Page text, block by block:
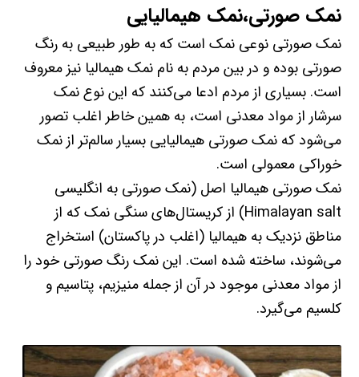
نمک صورتی،نمک هیمالیایی
نمک صورتی نوعی نمک است که به طور طبیعی به رنگ
صورتی بوده و در بین مردم به نام نمک هیمالیا نیز معروف
است. بسیاری از مردم ادعا می‌کنند که این نوع نمک
سرشار از مواد معدنی است، به همین خاطر اغلب تصور
می‌شود که نمک صورتی هیمالیایی بسیار سالم‌تر از نمک
خوراکی معمولی است.
نمک صورتی هیمالیا اصل (نمک صورتی به انگلیسی
Himalayan salt) از کریستال‌های سنگی نمک که از
مناطق نزدیک به هیمالیا (اغلب در پاکستان) استخراج
می‌شوند، ساخته شده است. این نمک رنگ صورتی خود را
از مواد معدنی موجود در آن از جمله منیزیم، پتاسیم و
کلسیم می‌گیرد.